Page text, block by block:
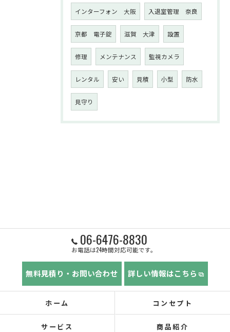
インターフォン 大阪 入退室管理 奈良
京都 電子錠 滋賀 大津 設置
修理 メンテナンス 監視カメラ
レンタル 安い 見積 小型 防水
見守り
06-6476-8830
お電話は24時間対応可能です。
無料見積り・お問い合わせ 詳しい情報はこちら
ホーム コンセプト
サービス 商品紹介